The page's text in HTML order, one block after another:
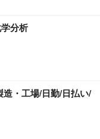
分析
造・工場/日勤/日払い/